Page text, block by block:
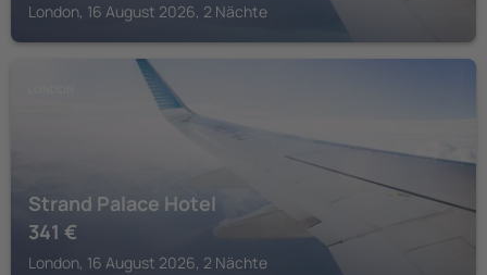
London, 16 August 2026, 2 Nächte
Strand Palace Hotel
341 €
London, 16 August 2026, 2 Nächte